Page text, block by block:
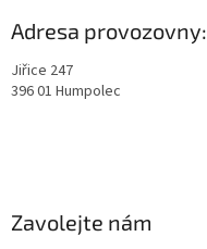
Adresa provozovny:
Jiřice 247
396 01 Humpolec
Zavolejte nám